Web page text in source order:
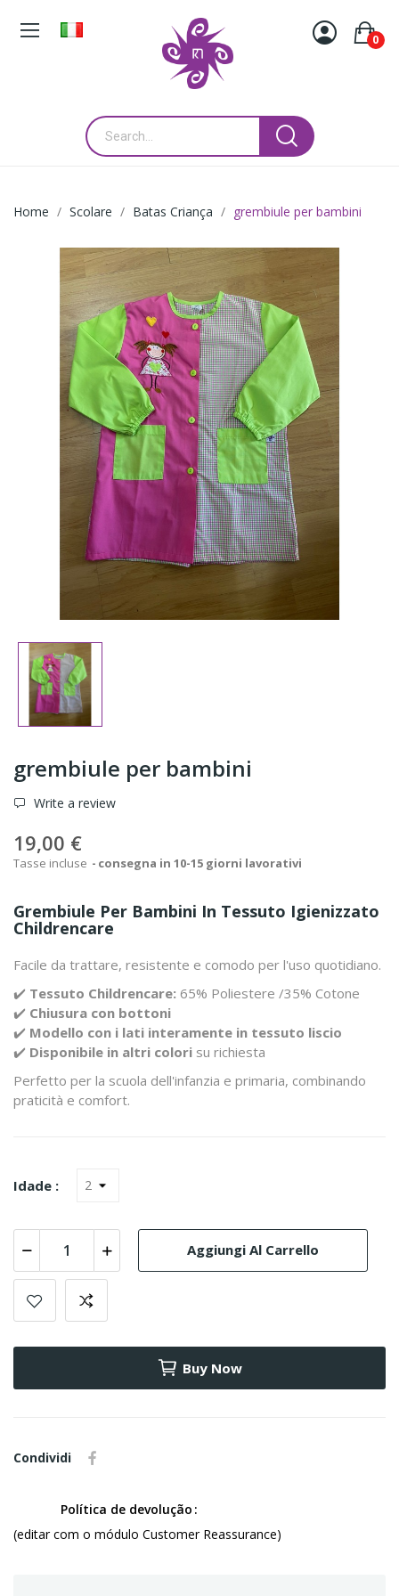
0
Home Scolare Batas Criança grembiule per bambini
grembiule per bambini
Write a review
19,00 €
Tasse incluse consegna in 10-15 giorni lavorativi
Grembiule Per Bambini In Tessuto Igienizzato
Childrencare
Facile da trattare, resistente e comodo per l'uso quotidiano.
✔️ Tessuto Childrencare: 65% Poliestere /35% Cotone
✔️ Chiusura con bottoni
✔️ Modello con i lati interamente in tessuto liscio
✔️ Disponibile in altri colori su richiesta
Perfetto per la scuola dell'infanzia e primaria, combinando
praticità e comfort.
Idade :
Aggiungi Al Carrello
Buy Now
Condividi
Política de devolução
(editar com o módulo Customer Reassurance)